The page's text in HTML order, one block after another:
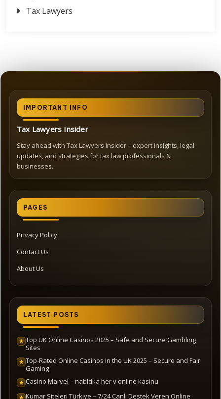
Tax Lawyers
IMPORTANT INFO
Tax Lawyers Insider
Stay ahead with Tax Lawyers Insider – expert insights, legal
updates, and strategies for tax law professionals &
businesses.
PAGES
Privacy Policy
Contact Us
About Us
LATEST POSTS
★ Top UK Online Casinos 2025 – Safe and Secure Gambling
Sites
★ Top-Rated Online Casinos in the UK 2025 – Secure and Fair
Gaming
★ Casino Marvel – nabídka her v online kasinu
★ Kumar Siteleri Türkiye – 7/24 Canlı Destek Veren Online